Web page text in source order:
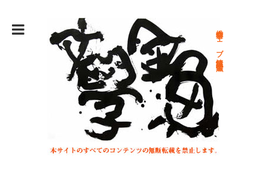
総合文学ウェブ情報誌 文学金魚